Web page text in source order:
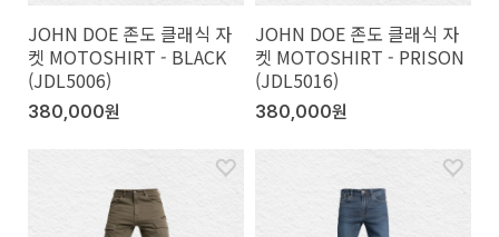
JOHN DOE 존도 클래식 자
켓 MOTOSHIRT - BLACK
(JDL5006)
380,000원
JOHN DOE 존도 클래식 자
켓 MOTOSHIRT - PRISON
(JDL5016)
380,000원